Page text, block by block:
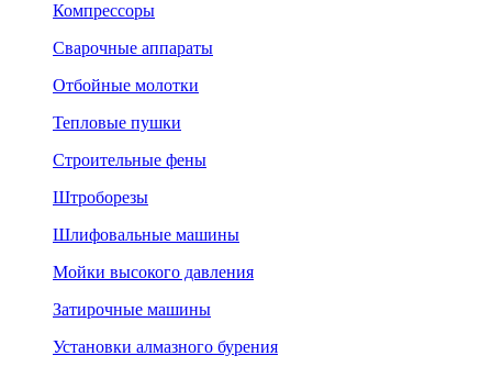
Компрессоры
Сварочные аппараты
Отбойные молотки
Тепловые пушки
Строительные фены
Штроборезы
Шлифовальные машины
Мойки высокого давления
Затирочные машины
Установки алмазного бурения